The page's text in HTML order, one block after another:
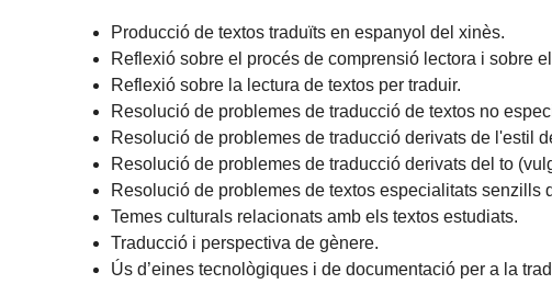
Producció de textos traduïts en espanyol del xinès.
Reflexió sobre el procés de comprensió lectora i sobre
Reflexió sobre la lectura de textos per traduir.
Resolució de problemes de traducció de textos no
Resolució de problemes de traducció derivats de l'estil
Resolució de problemes de traducció derivats del to
Resolució de problemes de textos especialitats senzills
Temes culturals relacionats amb els textos estudiats.
Traducció i perspectiva de gènere.
Ús d’eines tecnològiques i de documentació per a la